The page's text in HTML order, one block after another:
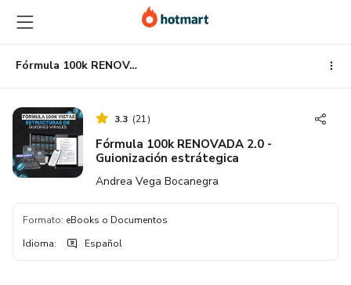
contenido
principal
la
página
de
pie
página
Fórmula 100k RENOVADA 2.0 - Guionización estrátegica
3.3 (21)
Fórmula 100k RENOVADA 2.0 -
Guionización estrátegica
Andrea Vega Bocanegra
Formato: eBooks o Documentos
Idioma: Español